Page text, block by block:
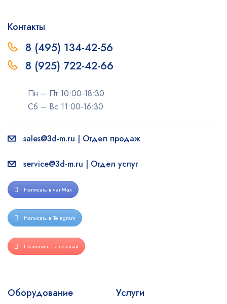
Контакты
8 (495) 134-42-56
8 (925) 722-42-66
Пн – Пт 10:00-18:30
Сб – Вс 11:00-16:30
sales@3d-m.ru | Отдел продаж
service@3d-m.ru | Отдел услуг
Написать в чат Max
Написать в Telegram
Позвонить на сотовый
Оборудование Услуги